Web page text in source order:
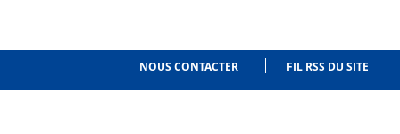
NOUS CONTACTER FIL RSS DU SITE